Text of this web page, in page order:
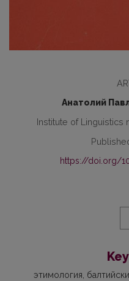
Анатолий
Institute of Linguistics
https://doi.org/
этимология